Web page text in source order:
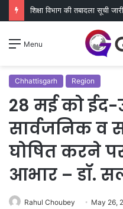
Menu
Chhattisgarh Region
28 मई को
सार्वजनिक व
घोषित करने
आभार – डॉ.
Rahul Choubey May 26,